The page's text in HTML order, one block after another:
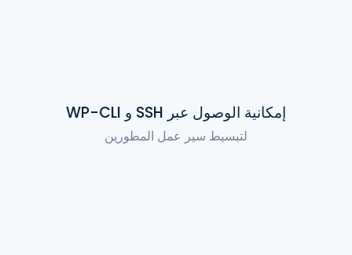
إمكانية الوصول عبر SSH و WP-CLI
لتبسيط سير عمل المطورين